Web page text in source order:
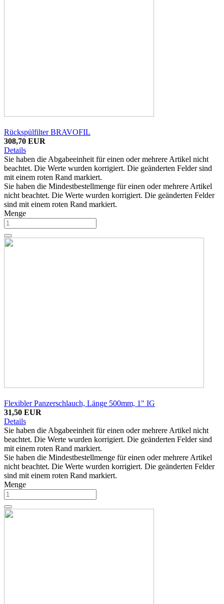
Rückspülfilter BRAVOFIL
308,70 EUR
Details
Sie haben die Abgabeeinheit für einen oder mehrere Artikel nicht
beachtet. Die Werte wurden korrigiert. Die geänderten Felder sind
mit einem roten Rand markiert.
Sie haben die Mindestbestellmenge für einen oder mehrere Artikel
nicht beachtet. Die Werte wurden korrigiert. Die geänderten Felder
sind mit einem roten Rand markiert.
Menge
Flexibler Panzerschlauch, Länge 500mm, 1" IG
31,50 EUR
Details
Sie haben die Abgabeeinheit für einen oder mehrere Artikel nicht
beachtet. Die Werte wurden korrigiert. Die geänderten Felder sind
mit einem roten Rand markiert.
Sie haben die Mindestbestellmenge für einen oder mehrere Artikel
nicht beachtet. Die Werte wurden korrigiert. Die geänderten Felder
sind mit einem roten Rand markiert.
Menge